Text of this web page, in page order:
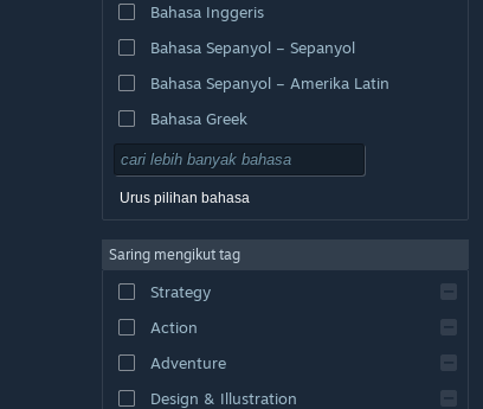
Bahasa Inggeris
Bahasa Sepanyol – Sepanyol
Bahasa Sepanyol – Amerika Latin
Bahasa Greek
Urus pilihan bahasa
Saring mengikut tag
Strategy
Action
Adventure
Design & Illustration